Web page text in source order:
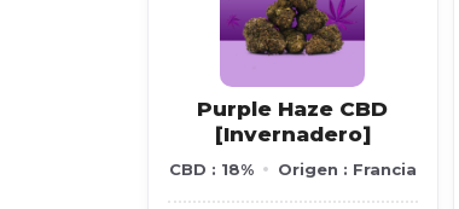
Purple Haze CBD
[Invernadero]
CBD : 18% Origen : Francia